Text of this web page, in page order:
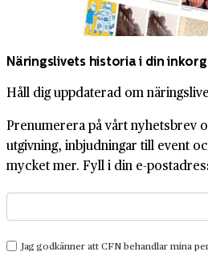
Näringslivets historia i din inkorg
Håll dig uppdaterad om
Prenumerera på vårt nyhetsbrev
utgivning, inbjudningar till event
mycket mer. Fyll i din e-